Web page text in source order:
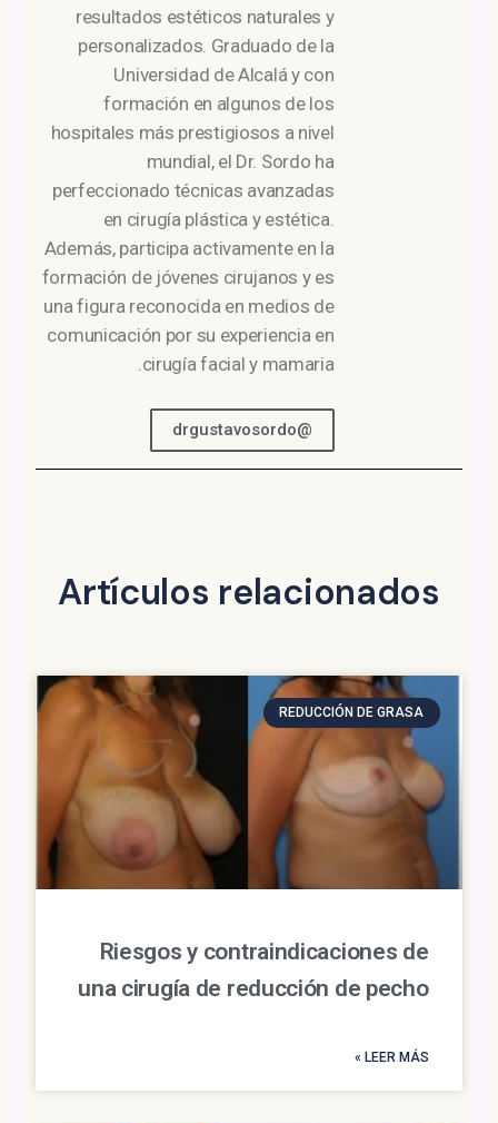
resultados estéticos naturales y
personalizados. Graduado de la
Universidad de Alcalá y con
formación en algunos de los
hospitales más prestigiosos a nivel
mundial, el Dr. Sordo ha
perfeccionado técnicas avanzadas
en cirugía plástica y estética.
Además, participa activamente en la
formación de jóvenes cirujanos y es
una figura reconocida en medios de
comunicación por su experiencia en
cirugía facial y mamaria.
@drgustavosordo
Artículos relacionados
REDUCCIÓN DE GRASA
Riesgos y contraindicaciones de
una cirugía de reducción de pecho
LEER MÁS »